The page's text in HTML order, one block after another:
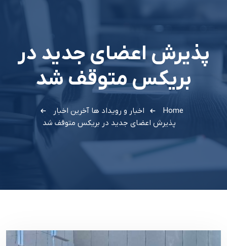
پذیرش اعضای جدید در
بریکس متوقف شد
Home اخبار و رویداد ها آخرین اخبار
پذیرش اعضای جدید در بریکس متوقف شد